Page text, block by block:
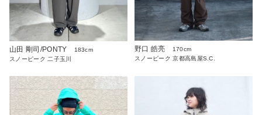
山田 剛司/PONTY
183cm
スノーピーク 二子玉川
野口 皓亮
170cm
スノーピーク 京都高島屋S.C.